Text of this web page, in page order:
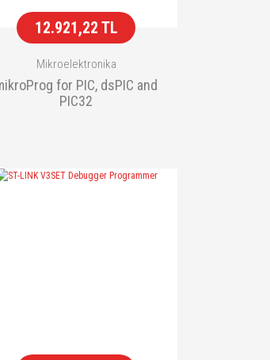
12.921,22 TL
Mikroelektronika
for PIC, dsPIC and
PIC32